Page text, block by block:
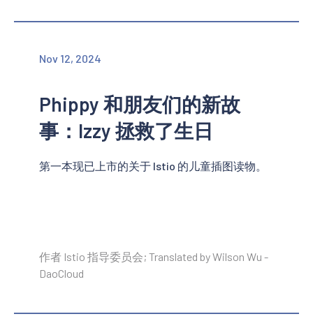
Nov 12, 2024
Phippy 和朋友们的新故
事：Izzy 拯救了生日
第一本现已上市的关于 Istio 的儿童插图读物。
作者 Istio 指导委员会; Translated by Wilson Wu -
DaoCloud